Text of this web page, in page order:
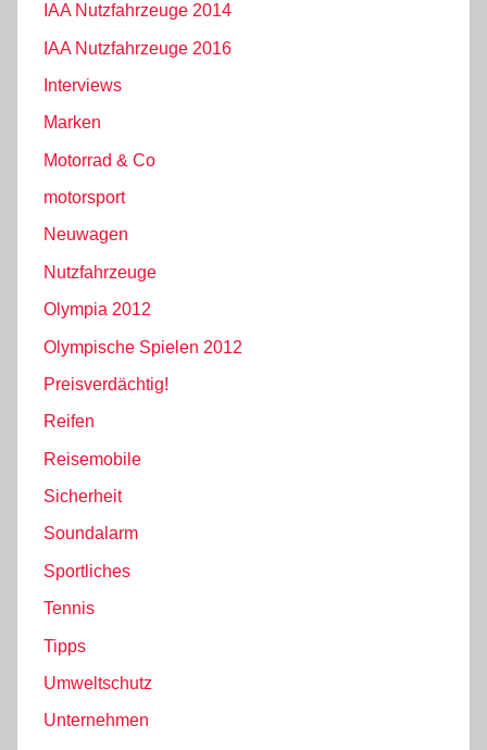
IAA Nutzfahrzeuge 2014
IAA Nutzfahrzeuge 2016
Interviews
Marken
Motorrad & Co
motorsport
Neuwagen
Nutzfahrzeuge
Olympia 2012
Olympische Spielen 2012
Preisverdächtig!
Reifen
Reisemobile
Sicherheit
Soundalarm
Sportliches
Tennis
Tipps
Umweltschutz
Unternehmen